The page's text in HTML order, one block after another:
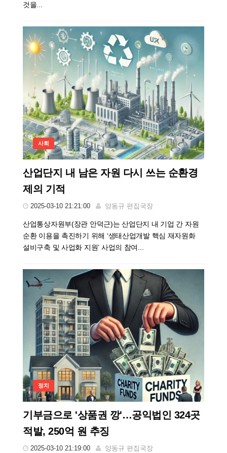
것을...
사회
산업단지 내 남은 자원 다시 쓰는 순환경
제의 기적
2025-03-10 21:21:00 양동규 편집국장
산업통상자원부(장관 안덕근)는 산업단지 내 기업 간 자원
순환 이용을 촉진하기 위해 ‘생태산업개발 핵심 재자원화
설비구축 및 사업화 지원’ 사업의 참여...
정치
기부금으로 '상품권 깡'…공익법인 324곳
적발, 250억 원 추징
2025-03-10 21:19:00 양동규 편집국장